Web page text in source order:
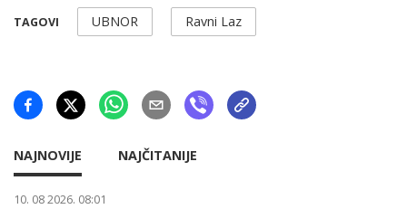
TAGOVI UBNOR Ravni Laz
NAJNOVIJE NAJČITANIJE
10. 08 2026. 08:01